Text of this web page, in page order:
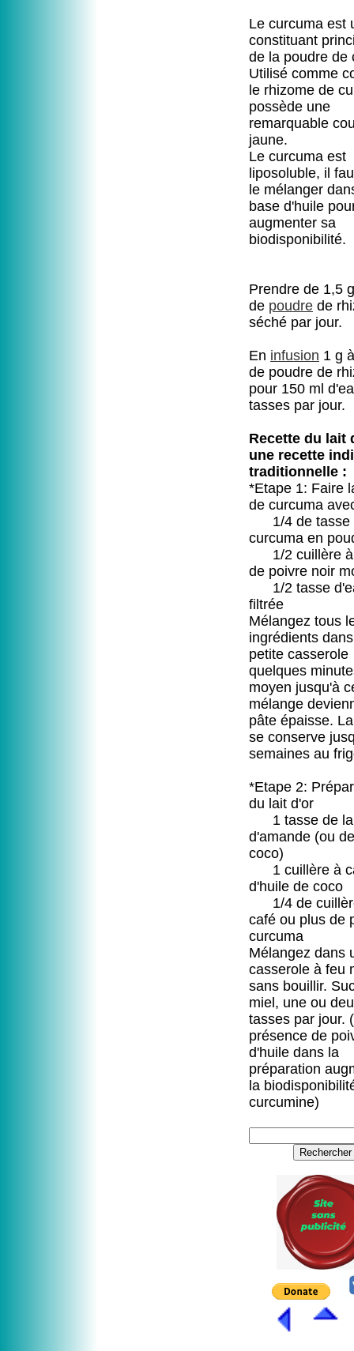
Le curcuma est
constituant
de la poudre de
Utilisé comme
le rhizome de
possède une
remarquable
jaune.
Le curcuma est
liposoluble, il
le mélanger
base d'huile
augmenter sa
biodisponibilité.
Prendre de 1,5
de poudre de
séché par jour.
En infusion 1 g
de poudre de
pour 150 ml
tasses par jour.
Recette du lait
une recette
traditionnelle :
*Etape 1: Faire
de curcuma
1/4 de tasse
curcuma en
1/2 cuillère à
de poivre noir
1/2 tasse
filtrée
Mélangez tous
ingrédients
petite casserole
quelques
moyen jusqu'à
mélange
pâte épaisse.
se conserve
semaines au
*Etape 2:
du lait d'or
1 tasse de
d'amande (ou
coco)
1 cuillère à
d'huile de coco
1/4 de
café ou plus de
curcuma
Mélangez dans
casserole à feu
sans bouillir.
miel, une ou
tasses par jour.
présence de
d'huile dans la
préparation
la
curcumine)